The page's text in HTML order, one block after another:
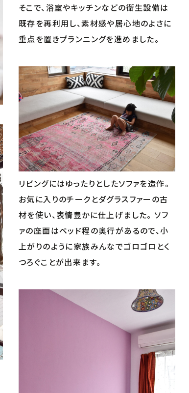
そこで、浴室やキッチンなどの衛生設備は
既存を再利用し、素材感や居心地のよさに
重点を置きプランニングを進めました。
リビングにはゆったりとしたソファを造作。
お気に入りのチークとダグラスファーの古
材を使い、表情豊かに仕上げました。 ソフ
ァの座面はベッド程の奥行があるので、小
上がりのように家族みんなでゴロゴロとく
つろぐことが出来ます。